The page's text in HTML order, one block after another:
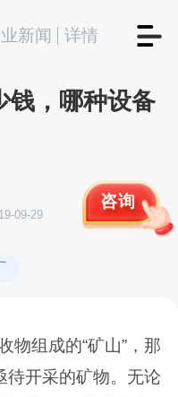
新闻 详情
钱，哪种设备
09-29
咨询
物组成的“矿山”，那
待开采的矿物。无论